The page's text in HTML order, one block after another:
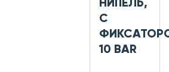
НИПЕЛЬ,
С
10 BAR